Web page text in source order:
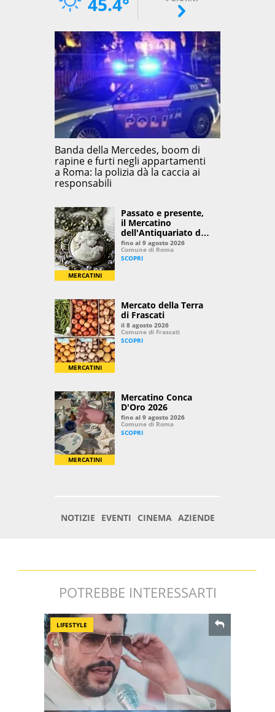
POTREBBE INTERESSARTI
LIFESTYLE